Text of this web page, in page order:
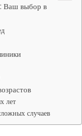
Ваш выбор в
лет
случаев